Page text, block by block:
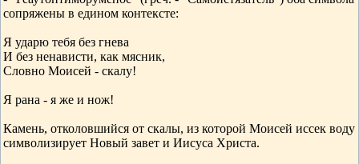
сопряжены в едином контексте:
Я ударю тебя без гнева
И без ненависти, как мясник,
Словно Моисей - скалу!
Я рана - я же и нож!
Камень, отколовшийся от скалы, из которой Моисей иссек воду
символизирует Новый завет и Иисуса Христа.